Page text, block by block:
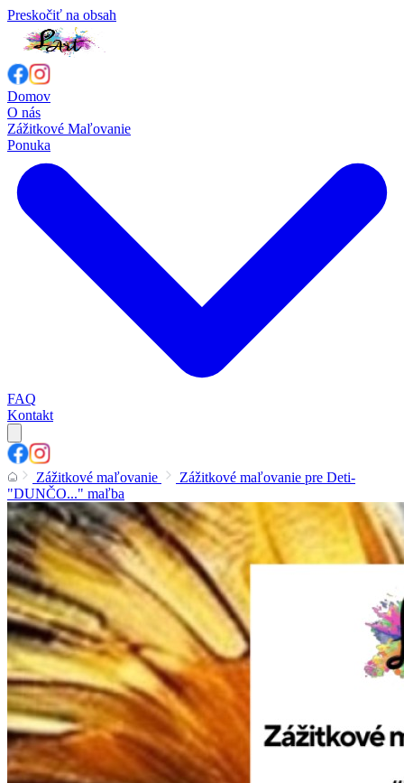
Preskočiť na obsah
Domov
O nás
Zážitkové Maľovanie
Ponuka
FAQ
Kontakt
Zážitkové maľovanie
Zážitkové maľovanie pre Deti-
"DUNČO..." maľba